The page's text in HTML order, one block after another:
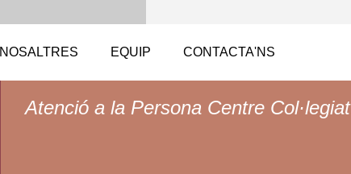
NOSALTRES EQUIP CONTACTA'NS
Atenció a la Persona Centre Col·legiat